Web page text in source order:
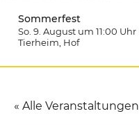
Sommerfest
So. 9. August um 11:00 Uhr
Tierheim , Hof
« Alle Veranstaltungen